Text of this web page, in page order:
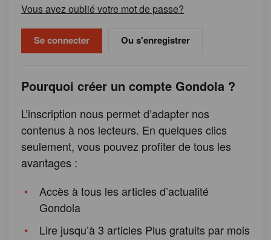
Vous avez oublié votre mot de passe?
Ou s'enregistrer
Pourquoi créer un compte Gondola ?
L’inscription nous permet d’adapter nos
contenus à nos lecteurs. En quelques clics
seulement, vous pouvez profiter de tous les
avantages :
Accès à tous les articles d’actualité
Gondola
Lire jusqu’à 3 articles Plus gratuits par mois